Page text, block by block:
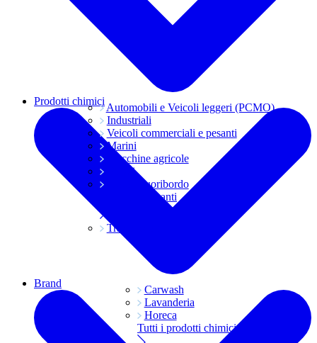
Automobili e Veicoli leggeri (PCMO)
Industriali
Veicoli commerciali e pesanti
Marini
Macchine agricole
Grassi
Moto e fuoribordo
Tutti i lubrificanti
Trasmissioni
Prodotti chimici
Carwash
Lavanderia
Horeca
Tutti i prodotti chimici
Brand